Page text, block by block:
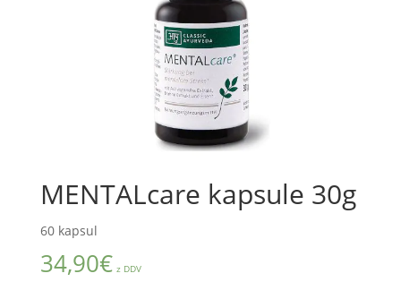
MENTALcare kapsule 30g
60 kapsul
34,90€ z DDV